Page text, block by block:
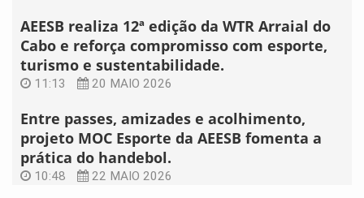
AEESB realiza 12ª edição da WTR Arraial do
Cabo e reforça compromisso com esporte,
turismo e sustentabilidade.
11:13 20 MAIO 2026
Entre passes, amizades e acolhimento,
projeto MOC Esporte da AEESB fomenta a
prática do handebol.
10:48 22 MAIO 2026